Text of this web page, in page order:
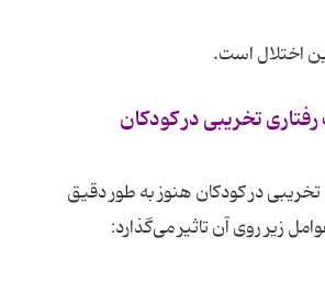
اختلال است.
رفتاری تخریبی در کودکان
تخریبی در کودکان هنوز به طور دقیق
زیر روی آن تاثیر می‌گذارد: